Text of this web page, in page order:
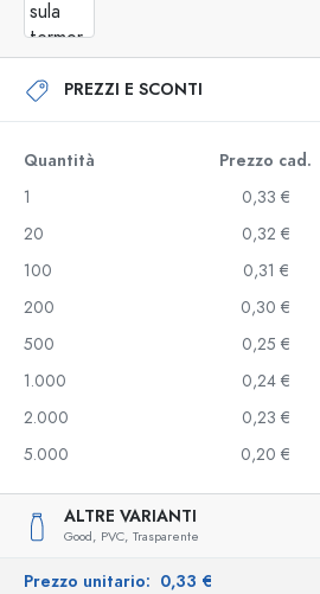
PREZZI E SCONTI
Quantità Prezzo cad.
1
0,33 €
20
0,32 €
100
0,31 €
200
0,30 €
500
0,25 €
1.000
0,24 €
2.000
0,23 €
5.000
0,20 €
ALTRE VARIANTI
Good, PVC, Trasparente
Prezzo unitario: 0,33 €